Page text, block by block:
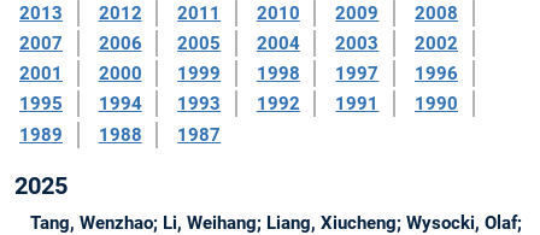
2013
2012 2011 2010 2009
2008
2007
2006 2005 2004 2003
2002
2001
2000 1999 1998 1997
1996
1995
1994 1993 1992 1991
1990
1989
1988 1987
2025
Tang, Wenzhao; Li, Weihang; Liang, Xiucheng; Wysocki, Olaf;